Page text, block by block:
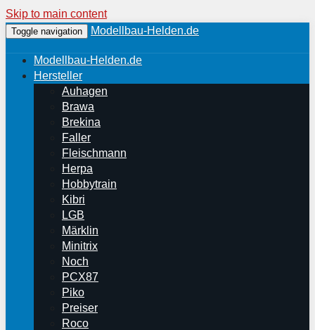
Skip to main content
Toggle navigation Modellbau-Helden.de
Modellbau-Helden.de
Hersteller
Auhagen
Brawa
Brekina
Faller
Fleischmann
Herpa
Hobbytrain
Kibri
LGB
Märklin
Minitrix
Noch
PCX87
Piko
Preiser
Roco